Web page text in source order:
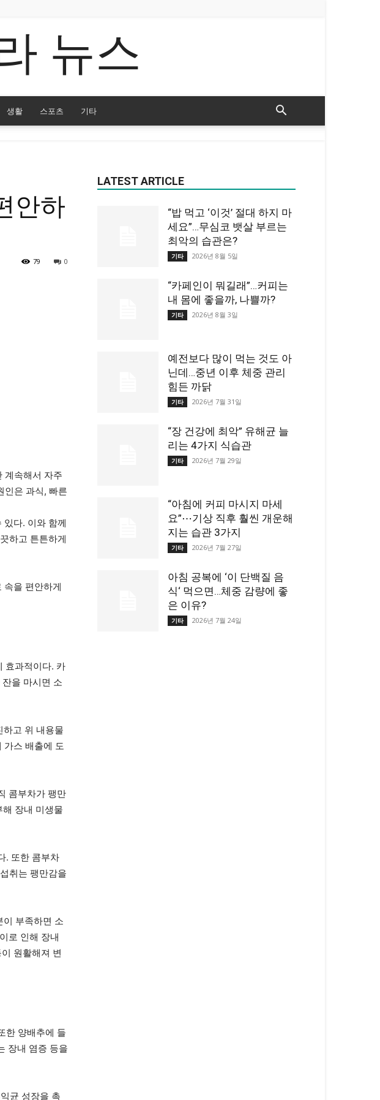
뉴스
생활 스포츠 기타
안하
0
79
계속해서 자주
인은 과식, 빠른
다. 이와 함께
하고 튼튼하게
속을 편안하게
효과적이다. 카
을 마시면 소
고 위 내용물
가스 배출에 도
콤부차가 팽만
장내 미생물
. 또한 콤부차
취는 팽만감을
부족하면 소
로 인해 장내
원활해져 변
한 양배추에 들
장내 염증 등을
균 성장을 촉
LATEST ARTICLE
“밥 먹고 ‘이것’ 절대 하지 마
세요”…무심코 뱃살 부르는
최악의 습관은?
기타 2026년 8월 5일
“카페인이 뭐길래”…커피는
내 몸에 좋을까, 나쁠까?
기타 2026년 8월 3일
예전보다 많이 먹는 것도 아
닌데…중년 이후 체중 관리
힘든 까닭
기타 2026년 7월 31일
“장 건강에 최악” 유해균 늘
리는 4가지 식습관
기타 2026년 7월 29일
“아침에 커피 마시지 마세
요”⋯기상 직후 훨씬 개운해
지는 습관 3가지
기타 2026년 7월 27일
아침 공복에 ‘이 단백질 음
식‘ 먹으면…체중 감량에 좋
은 이유?
기타 2026년 7월 24일